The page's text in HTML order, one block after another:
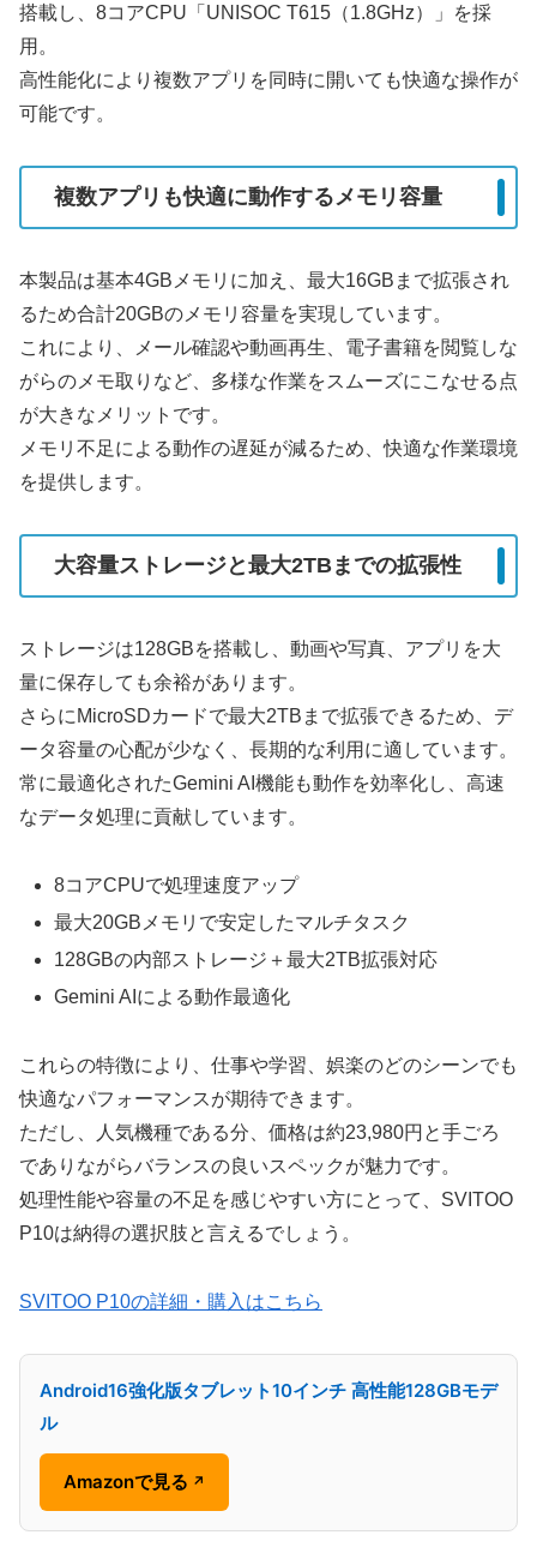
搭載し、8コアCPU「UNISOC T615（1.8GHz）」を採
用。
高性能化により複数アプリを同時に開いても快適な操作が
可能です。
複数アプリも快適に動作するメモリ容量
本製品は基本4GBメモリに加え、最大16GBまで拡張され
るため合計20GBのメモリ容量を実現しています。
これにより、メール確認や動画再生、電子書籍を閲覧しな
がらのメモ取りなど、多様な作業をスムーズにこなせる点
が大きなメリットです。
メモリ不足による動作の遅延が減るため、快適な作業環境
を提供します。
大容量ストレージと最大2TBまでの拡張性
ストレージは128GBを搭載し、動画や写真、アプリを大
量に保存しても余裕があります。
さらにMicroSDカードで最大2TBまで拡張できるため、デ
ータ容量の心配が少なく、長期的な利用に適しています。
常に最適化されたGemini AI機能も動作を効率化し、高速
なデータ処理に貢献しています。
8コアCPUで処理速度アップ
最大20GBメモリで安定したマルチタスク
128GBの内部ストレージ＋最大2TB拡張対応
Gemini AIによる動作最適化
これらの特徴により、仕事や学習、娯楽のどのシーンでも
快適なパフォーマンスが期待できます。
ただし、人気機種である分、価格は約23,980円と手ごろ
でありながらバランスの良いスペックが魅力です。
処理性能や容量の不足を感じやすい方にとって、SVITOO
P10は納得の選択肢と言えるでしょう。
SVITOO P10の詳細・購入はこちら
Android16強化版タブレット10インチ 高性能128GBモデ
ル
Amazonで見る ↗